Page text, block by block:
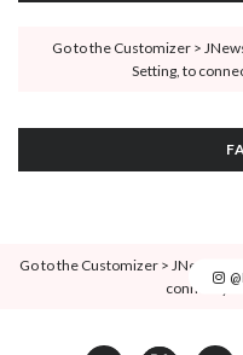
Go to the Customizer >
Setting, to
Go to the Customizer > JNews :
connect